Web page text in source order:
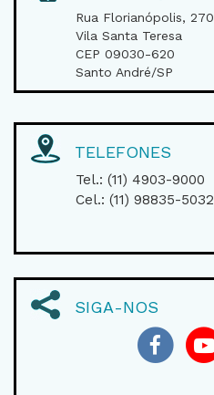
Rua Florianópolis, 270
Vila Santa Teresa
CEP 09030-620
Santo André/SP
TELEFONES
Tel.: (11) 4903-9000
Cel.: (11) 98835-5032
SIGA-NOS